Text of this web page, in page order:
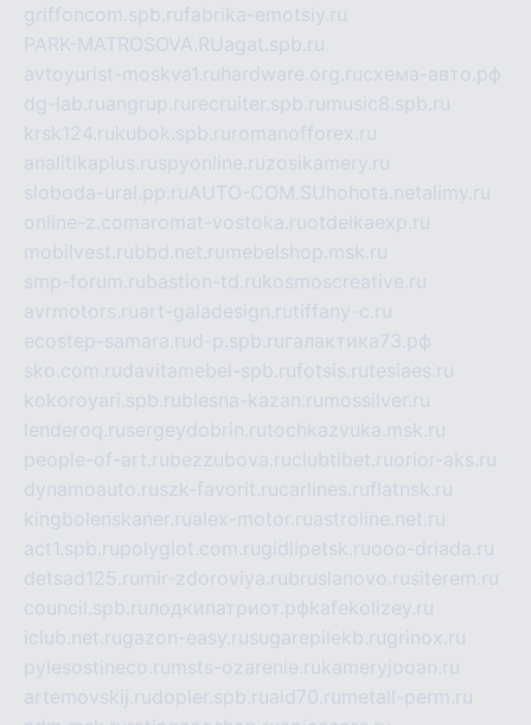
griffoncom.spb.rufabrika-emotsiy.ru
PARK-MATROSOVA.RUagat.spb.ru
avtoyurist-moskva1.ru hardware.org.ruсхема-авто.рф
dg-lab.ruangrup.ru recruiter.spb.ru music8.spb.ru
krsk124.rukubok.spb.ru romanofforex.ru
analitikaplus.ruspyonline.ruzosikamery.ru
sloboda-ural.pp.ruAUTO-COM.SU hohota.net alimy.ru
online-z.comaromat-vostoka.ruotdelkaexp.ru
mobilvest.rubbd.net.ru mebelshop.msk.ru
smp-forum.rubastion-td.rukosmoscreative.ru
avrmotors.ruart-galadesign.rutiffany-c.ru
ecostep-samara.rud-p.spb.ru галактика73.рф
sko.com.rudavitamebel-spb.rufotsis.rutesiaes.ru
kokoroyari.spb.rublesna-kazan.ru mossilver.ru
lenderoq.rusergeydobrin.rutochkazvuka.msk.ru
people-of-art.rubezzubova.ruclubtibet.ruorior-aks.ru
dynamoauto.ruszk-favorit.rucarlines.ruflatnsk.ru
kingbolenskaner.rualex-motor.ruastroline.net.ru
act1.spb.rupolyglot.com.rugidlipetsk.ruooo-driada.ru
detsad125.ru mir-zdoroviya.rubruslanovo.rusiterem.ru
council.spb.ruлодкипатриот.рфkafekolizey.ru
iclub.net.rugazon-easy.rusugarepilekb.rugrinox.ru
pylesostineco.ru msts-ozarenie.rukameryjooan.ru
artemovskij.rudopler.spb.ruaid70.ru metall-perm.ru